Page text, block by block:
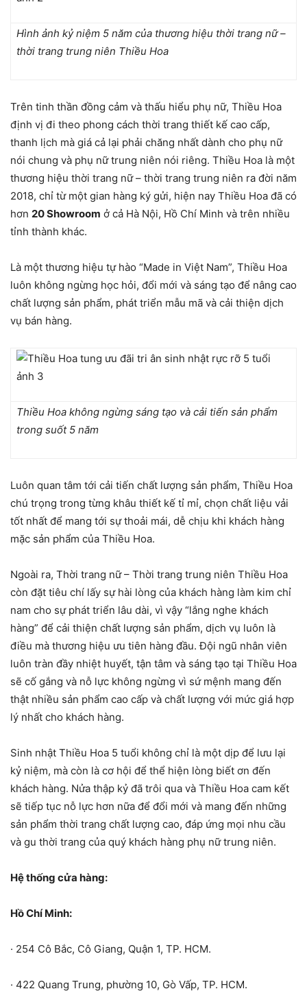
Hình ảnh kỷ niệm 5 năm của thương hiệu thời trang nữ –
thời trang trung niên Thiều Hoa
Trên tinh thần đồng cảm và thấu hiểu phụ nữ, Thiều Hoa
định vị đi theo phong cách thời trang thiết kế cao cấp,
thanh lịch mà giá cả lại phải chăng nhất dành cho phụ nữ
nói chung và phụ nữ trung niên nói riêng. Thiều Hoa là một
thương hiệu thời trang nữ – thời trang trung niên ra đời năm
2018, chỉ từ một gian hàng ký gửi, hiện nay Thiều Hoa đã có
hơn 20 Showroom ở cả Hà Nội, Hồ Chí Minh và trên nhiều
tỉnh thành khác.
Là một thương hiệu tự hào “Made in Việt Nam”, Thiều Hoa
luôn không ngừng học hỏi, đổi mới và sáng tạo để nâng cao
chất lượng sản phẩm, phát triển mẫu mã và cải thiện dịch
vụ bán hàng.
Thiều Hoa không ngừng sáng tạo và cải tiến sản phẩm
trong suốt 5 năm
Luôn quan tâm tới cải tiến chất lượng sản phẩm, Thiều Hoa
chú trọng trong từng khâu thiết kế tỉ mỉ, chọn chất liệu vải
tốt nhất để mang tới sự thoải mái, dễ chịu khi khách hàng
mặc sản phẩm của Thiều Hoa.
Ngoài ra, Thời trang nữ – Thời trang trung niên Thiều Hoa
còn đặt tiêu chí lấy sự hài lòng của khách hàng làm kim chỉ
nam cho sự phát triển lâu dài, vì vậy “lắng nghe khách
hàng” để cải thiện chất lượng sản phẩm, dịch vụ luôn là
điều mà thương hiệu ưu tiên hàng đầu. Đội ngũ nhân viên
luôn tràn đầy nhiệt huyết, tận tâm và sáng tạo tại Thiều Hoa
sẽ cố gắng và nỗ lực không ngừng vì sứ mệnh mang đến
thật nhiều sản phẩm cao cấp và chất lượng với mức giá hợp
lý nhất cho khách hàng.
Sinh nhật Thiều Hoa 5 tuổi không chỉ là một dịp để lưu lại
kỷ niệm, mà còn là cơ hội để thể hiện lòng biết ơn đến
khách hàng. Nửa thập kỷ đã trôi qua và Thiều Hoa cam kết
sẽ tiếp tục nỗ lực hơn nữa để đổi mới và mang đến những
sản phẩm thời trang chất lượng cao, đáp ứng mọi nhu cầu
và gu thời trang của quý khách hàng phụ nữ trung niên.
Hệ thống cửa hàng:
Hồ Chí Minh:
· 254 Cô Bắc, Cô Giang, Quận 1, TP. HCM.
· 422 Quang Trung, phường 10, Gò Vấp, TP. HCM.